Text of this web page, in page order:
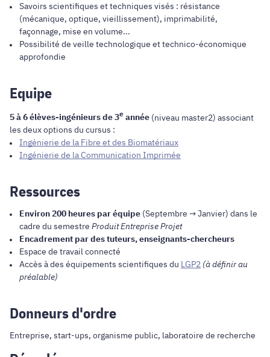
Savoirs scientifiques et techniques visés : résistance
(mécanique, optique, vieillissement), imprimabilité,
façonnage, mise en volume...
Possibilité de veille technologique et technico-économique
approfondie
Equipe
5 à 6 élèves-ingénieurs de 3e année (niveau master2) associant
les deux options du cursus :
Ingénierie de la Fibre et des Biomatériaux
Ingénierie de la Communication Imprimée
Ressources
Environ 200 heures par équipe (Septembre → Janvier) dans le
cadre du semestre Produit Entreprise Projet
Encadrement par des tuteurs, enseignants-chercheurs
Espace de travail connecté
Accès à des équipements scientifiques du LGP2 (à définir au
préalable)
Donneurs d'ordre
Entreprise, start-ups, organisme public, laboratoire de recherche